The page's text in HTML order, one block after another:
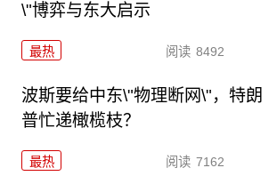
\"博弈与东大启示
最热 阅读 8492
波斯要给中东\"物理断网\"，特朗
普忙递橄榄枝？
最热 阅读 7162